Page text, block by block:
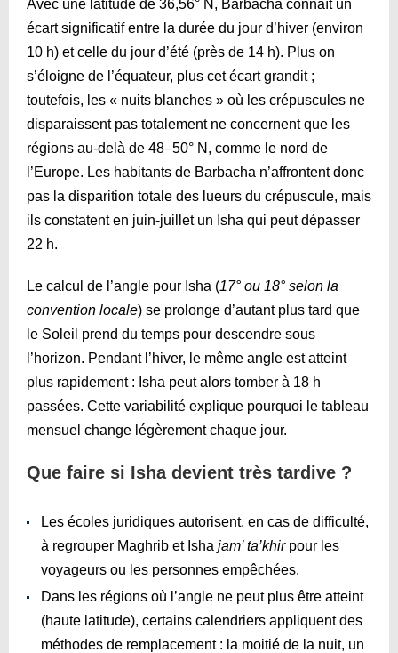
Avec une latitude de 36,56° N, Barbacha connaît un
écart significatif entre la durée du jour d’hiver (environ
10 h) et celle du jour d’été (près de 14 h). Plus on
s’éloigne de l’équateur, plus cet écart grandit ;
toutefois, les « nuits blanches » où les crépuscules ne
disparaissent pas totalement ne concernent que les
régions au-delà de 48–50° N, comme le nord de
l’Europe. Les habitants de Barbacha n’affrontent donc
pas la disparition totale des lueurs du crépuscule, mais
ils constatent en juin-juillet un Isha qui peut dépasser
22 h.
Le calcul de l’angle pour Isha (17° ou 18° selon la
convention locale) se prolonge d’autant plus tard que
le Soleil prend du temps pour descendre sous
l’horizon. Pendant l’hiver, le même angle est atteint
plus rapidement : Isha peut alors tomber à 18 h
passées. Cette variabilité explique pourquoi le tableau
mensuel change légèrement chaque jour.
Que faire si Isha devient très tardive ?
Les écoles juridiques autorisent, en cas de difficulté,
à regrouper Maghrib et Isha jam’ ta’khirpour les
voyageurs ou les personnes empêchées.
Dans les régions où l’angle ne peut plus être atteint
(haute latitude), certains calendriers appliquent des
méthodes de remplacement : la moitié de la nuit, un